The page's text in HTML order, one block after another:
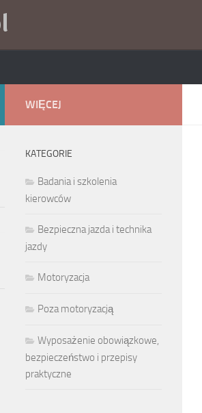
WIĘCEJ
KATEGORIE
Badania i szkolenia
kierowców
Bezpieczna jazda i technika
jazdy
Motoryzacja
Poza motoryzacją
Wyposażenie obowiązkowe,
bezpieczeństwo i przepisy
praktyczne